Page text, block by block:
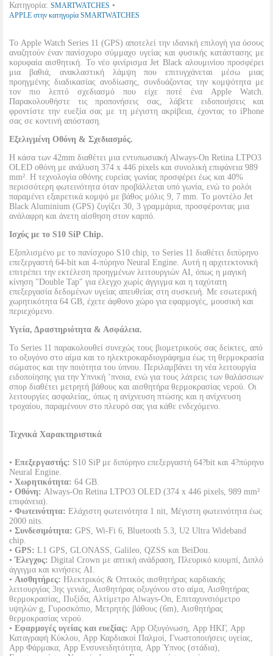
Κατηγορία: SMARTWATCHES •
APPLE στην κατηγορία SMARTWATCHES
Το Apple Watch Series 11 (GPS) αποτελεί την ιδανική επιλογή για όσους
αναζητούν έναν πανίσχυρο σύμμαχο υγείας και φυσικής κατάστασης με
κορυφαία αισθητική. Το νέο φινίρισμα Jet Black αλουμινίου προσφέρει
μια βαθιά, ανακλαστική λάμψη που επιτυγχάνεται μέσω μιας
προηγμένης διαδικασίας ανοδίωσης, συνδυάζοντας την κομψότητα με
τον πιο λεπτό σχεδιασμό που είχε ποτέ ένα Apple Watch.
Παρακολουθήστε τις προπονήσεις σας, λάβετε ειδοποιήσεις και
φροντίστε την ευεξία σας με τη μέγιστη ακρίβεια, έχοντας το iPhone
σας σε κοντινή απόσταση.
Εξελιγμένη Οθόνη & Σχεδιασμός.
Η κάσα των 42mm διαθέτει μια εντυπωσιακή Always-On Retina LTPO3
OLED οθόνη με ανάλυση 374 x 446 pixels και συνολική επιφάνεια 989
mm². Η τεχνολογία οθόνης ευρείας γωνίας προσφέρει έως και 40%
περισσότερη φωτεινότητα όταν προβάλλεται υπό γωνία, ενώ το ρολόι
παραμένει εξαιρετικά κομψό με βάθος μόλις 9, 7 mm. Το μοντέλο Jet
Black Aluminium (GPS) ζυγίζει 30, 3 γραμμάρια, προσφέροντας μια
ανάλαφρη και άνετη αίσθηση στον καρπό.
Ισχύς με το S10 SiP Chip.
Εξοπλισμένο με το πανίσχυρο S10 chip, το Series 11 διαθέτει διπύρηνο
επεξεργαστή 64-bit και 4-πύρηνο Neural Engine. Αυτή η αρχιτεκτονική
επιτρέπει την εκτέλεση προηγμένων λειτουργιών AI, όπως η μαγική
κίνηση "Double Tap" για έλεγχο χωρίς άγγιγμα και η ταχύτατη
επεξεργασία δεδομένων υγείας απευθείας στη συσκευή. Με εσωτερική
χωρητικότητα 64 GB, έχετε άφθονο χώρο για εφαρμογές, μουσική και
περιεχόμενο.
Υγεία, Δραστηριότητα & Ασφάλεια.
Το Series 11 παρακολουθεί συνεχώς τους βιομετρικούς σας δείκτες, από
το οξυγόνο στο αίμα και το ηλεκτροκαρδιογράφημα έως τη θερμοκρασία
σώματος και την ποιότητα του ύπνου. Περιλαμβάνει τη νέα λειτουργία
ειδοποίησης για την Υπνική ’πνοια, ενώ για τους λάτρεις των θαλάσσιων
σπορ διαθέτει μετρητή βάθους και αισθητήρα θερμοκρασίας νερού. Οι
λειτουργίες ασφαλείας, όπως η ανίχνευση πτώσης και η ανίχνευση
τροχαίου, παραμένουν στο πλευρό σας για κάθε ενδεχόμενο.
Τεχνικά Χαρακτηριστικά
• Επεξεργαστής: S10 SiP με διπύρηνο επεξεργαστή 64?bit και 4?πύρηνο
Neural Engine.
• Χωρητικότητα: 64 GB.
• Οθόνη: Always-On Retina LTPO3 OLED (374 x 446 pixels, 989 mm²
επιφάνεια).
• Φωτεινότητα: Ελάχιστη φωτεινότητα 1 nit, Μέγιστη φωτεινότητα έως
2000 nits.
• Συνδεσιμότητα: GPS, Wi-Fi 6, Bluetooth 5.3, U2 Ultra Wideband
chip.
• GPS: L1 GPS, GLONASS, Galileo, QZSS και BeiDou.
•Έλεγχος: Digital Crown με απτική ανάδραση, Πλευρικό κουμπί, Διπλό
άγγιγμα και κινήσεις AI.
• Αισθητήρες: Ηλεκτρικός & Οπτικός αισθητήρας καρδιακής
λειτουργίας 3ης γενιάς, Αισθητήρας οξυγόνου στο αίμα, Αισθητήρας
θερμοκρασίας, Πυξίδα, Αλτίμετρο Always-On, Επιταχυνσιόμετρο
υψηλών g, Γυροσκόπιο, Μετρητής βάθους (6m), Αισθητήρας
θερμοκρασίας νερού.
• Εφαρμογές υγείας και ευεξίας: App Οξυγόνωση, App ΗΚΓ, App
Καταγραφή Κύκλου, App Καρδιακοί Παλμοί, Γνωστοποιήσεις υγείας,
App Φάρμακα, App Ενσυνειδητότητα, App Ύπνος (στάδια),